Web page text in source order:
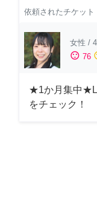
依頼されたチケット
女性 /
sentiment_satisfied 76
★1か月集中
をチェック！